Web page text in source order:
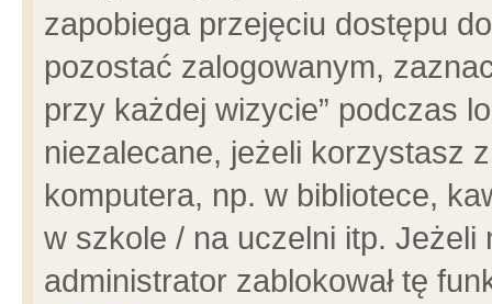
zapobiega przejęciu dostępu
pozostać zalogowanym,
przy każdej wizycie” podczas
niezalecane, jeżeli korzystasz
komputera, np. w bibliotece,
w szkole / na uczelni itp.
administrator zablokował tę